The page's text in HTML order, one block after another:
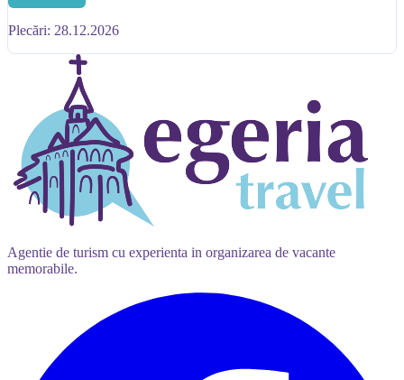
Plecări: 28.12.2026
Agentie de turism cu experienta in organizarea de vacante
memorabile.